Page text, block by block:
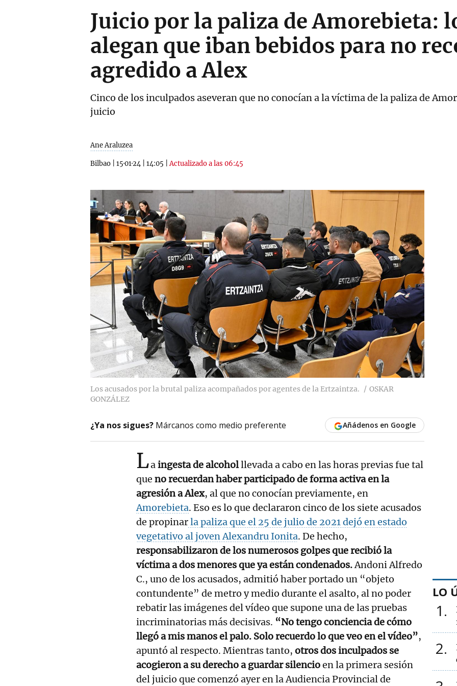
Juicio por la paliza de Amorebieta:
alegan que iban bebidos para no
agredido a Alex
Cinco de los inculpados aseveran que no conocían a la víctima de la paliza de
juicio
Ane Araluzea
Bilbao 15·01·24 14:05 |Actualizado a las 06:45
Los acusados por la brutal paliza acompañados por agentes de la Ertzaintza.
OSKAR
GONZÁLEZ
¿Ya nos sigues? Márcanos como medio preferente Añádenos en Google
Laingesta de alcoholllevada a cabo en las horas previas fue tal
que no recuerdan haber participado de forma activa en la
agresión a Alex, al que no conocían previamente, en
Amorebieta. Eso es lo que declararon cinco de los siete acusados
de propinarla paliza que el 25 de julio de 2021 dejó en estado
vegetativo al joven Alexandru Ionita. De hecho,
responsabilizaron de los numerosos golpes que recibió la
víctima a dos menores que ya están condenados.Andoni Alfredo
C., uno de los acusados, admitió haber portado un “objeto
contundente” de metro y medio durante el asalto, al no poder
rebatir las imágenes del vídeo que supone una de las pruebas
incriminatorias más decisivas. “No tengo conciencia de cómo
llegó a mis manos el palo. Solo recuerdo lo que veo en el vídeo”,
apuntó al respecto. Mientras tanto, otros dos inculpados se
acogieron a su derecho a guardar silencioen la primera sesión
del juicio que comenzó ayer en la Audiencia Provincial de
LO
1
2